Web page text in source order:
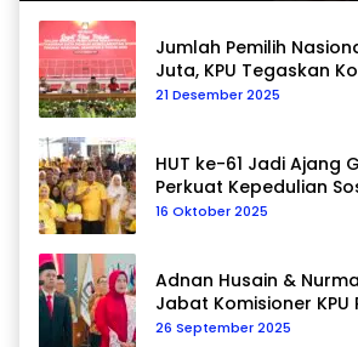
Jumlah Pemilih
Juta, KPU Tegaskan
Data Berkelanjutan
21 Desember 2025
HUT ke-61 Jadi Ajang
Perkuat Kepedulian
16 Oktober 2025
Adnan Husain &
Jabat Komisioner KPU
26 September 2025